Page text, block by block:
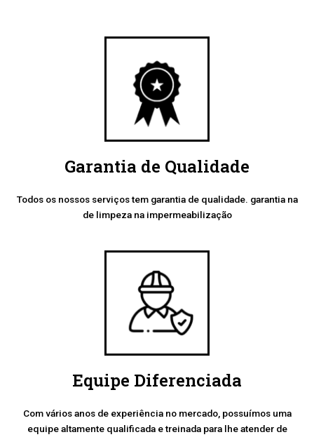
Garantia de Qualidade
Todos os nossos serviços tem garantia de qualidade. garantia na
de limpeza na impermeabilização
Equipe Diferenciada
Com vários anos de experiência no mercado, possuímos uma
equipe altamente qualificada e treinada para lhe atender de